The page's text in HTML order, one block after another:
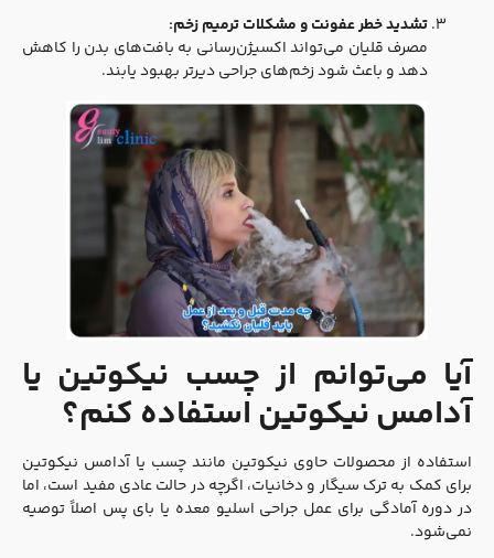
تشدید خطر عفونت و مشکلات ترمیم زخم:
مصرف قلیان می‌تواند اکسیژن‌رسانی به بافت‌های بدن را کاهش
دهد و باعث شود زخم‌های جراحی دیرتر بهبود یابند.
آیا می‌توانم از چسب نیکوتین یا
آدامس نیکوتین استفاده کنم؟
استفاده از محصولات حاوی نیکوتین مانند چسب یا آدامس نیکوتین
برای کمک به ترک سیگار و دخانیات، اگرچه در حالت عادی مفید است، اما
در دوره آمادگی برای عمل جراحی اسلیو معده یا بای پس اصلاً توصیه
نمی‌شود.